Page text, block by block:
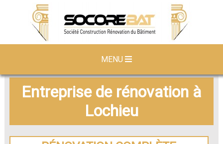
MENU
Entreprise de rénovation à
Lochieu